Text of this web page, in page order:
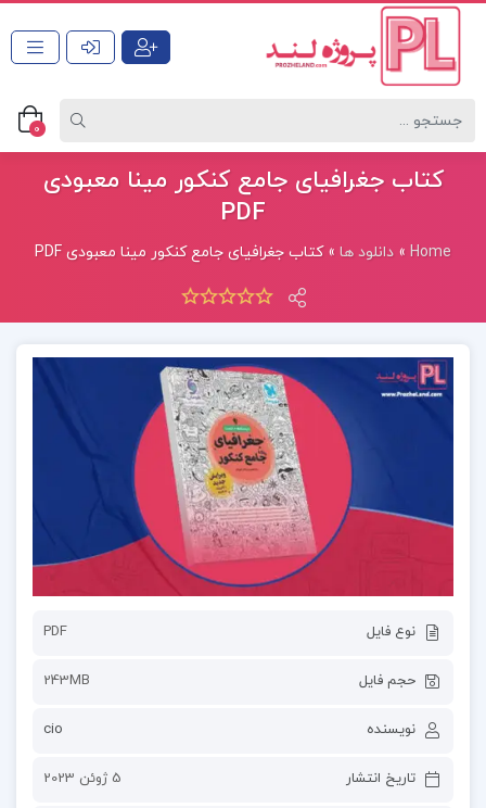
0
کتاب جغرافیای جامع کنکور مینا معبودی
PDF
Home
» دانلود ها »کتاب جغرافیای جامع کنکور مینا معبودی PDF
نوع فایل PDF
حجم فایل 243MB
نویسنده cio
تاریخ انتشار 5 ژوئن 2023